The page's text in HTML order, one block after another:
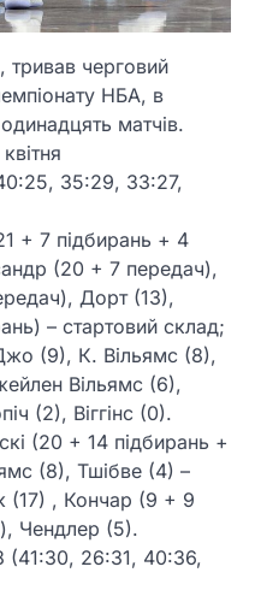
тривав черговий
НБА, в
матчів.
35:29, 33:27,
+ 7 підбирань + 4
(20 + 7 передач),
Дорт (13),
– стартовий склад;
(9), К. Вільямс (8),
Вільямс (6),
(2), Віггінс (0).
(20 + 14 підбирань +
(8), Тшібве (4) –
(17) , Кончар (9 + 9
Чендлер (5).
(41:30, 26:31, 40:36,